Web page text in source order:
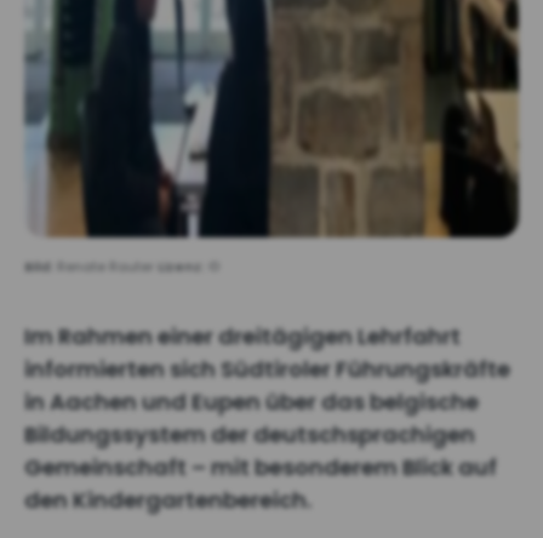
Bild: Renate Rauter Lizenz:
Im Rahmen einer dreitägigen Lehrfahrt
informierten sich Südtiroler Führungskräfte
in Aachen und Eupen über das belgische
Bildungssystem der deutschsprachigen
Gemeinschaft – mit besonderem Blick auf
den Kindergartenbereich.